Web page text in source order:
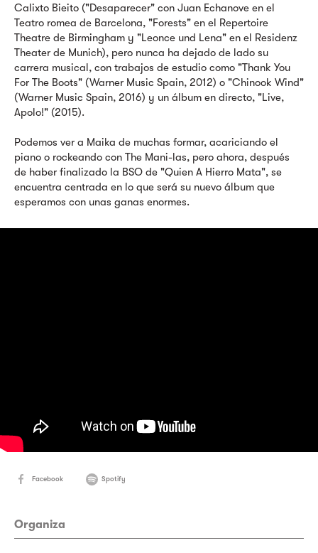
Calixto Bieito ("Desaparecer" con Juan Echanove en el
Teatro romea de Barcelona, "Forests" en el Repertoire
Theatre de Birmingham y "Leonce und Lena" en el Residenz
Theater de Munich), pero nunca ha dejado de lado su
carrera musical, con trabajos de estudio como "Thank You
For The Boots" (Warner Music Spain, 2012) o "Chinook Wind"
(Warner Music Spain, 2016) y un álbum en directo, "Live,
Apolo!" (2015).
Podemos ver a Maika de muchas formar, acariciando el
piano o rockeando con The Mani-las, pero ahora, después
de haber finalizado la BSO de "Quien A Hierro Mata", se
encuentra centrada en lo que será su nuevo álbum que
esperamos con unas ganas enormes.
Facebook Spotify
Organiza